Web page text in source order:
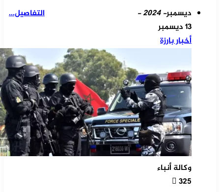
التفاصيل...
ديسمبر- 2024 -
13 ديسمبر
أخبار بارزة
وكالة أنباء
325